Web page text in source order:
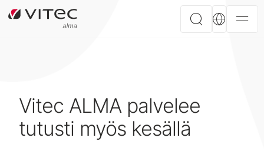
Vitec ALMA palvelee
tutusti myös kesällä